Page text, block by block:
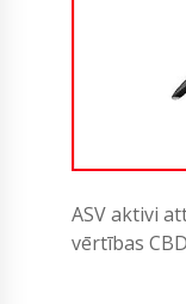
ASV aktivi
vērtības